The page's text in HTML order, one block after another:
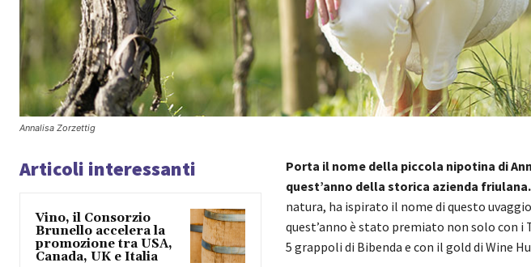
Annalisa Zorzettig
Articoli interessanti
Vino, il Consorzio
Brunello accelera la
promozione tra USA,
Canada, UK e Italia
Porta il nome della piccola nipotina di
quest’anno della storica azienda friulana.
natura, ha ispirato il nome di questo
quest’anno è stato premiato non solo con i
5 grappoli di Bibenda e con il gold di Wine